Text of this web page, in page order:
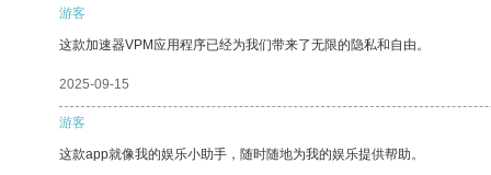
游客
这款加速器VPM应用程序已经为我们带来了无限的隐私和自由。
2025-09-15
游客
这款app就像我的娱乐小助手，随时随地为我的娱乐提供帮助。